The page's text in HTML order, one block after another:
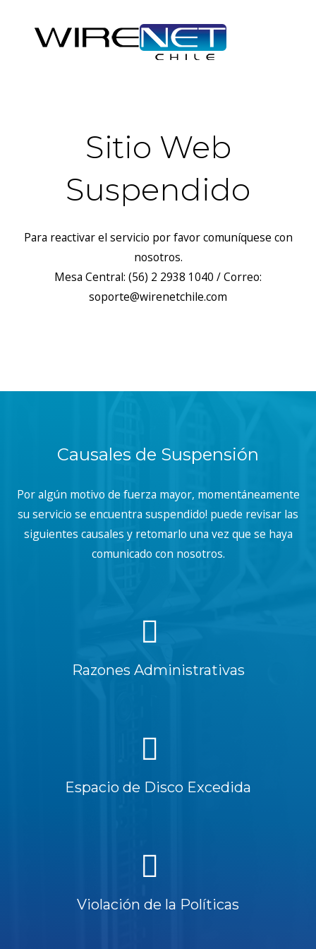
Sitio Web
Suspendido
Para reactivar el servicio por favor comuníquese con
nosotros.
Mesa Central: (56) 2 2938 1040 / Correo:
soporte@wirenetchile.com
Causales de Suspensión
Por algún motivo de fuerza mayor, momentáneamente
su servicio se encuentra suspendido! puede revisar las
siguientes causales y retomarlo una vez que se haya
comunicado con nosotros.
Razones Administrativas
Espacio de Disco Excedida
Violación de la Políticas